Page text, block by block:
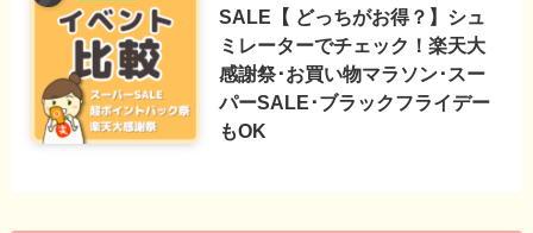
SALE【 どっちがお得？】シュ
ミレーターでチェック！楽天大
感謝祭･お買い物マラソン･スー
パーSALE･ブラックフライデー
もOK